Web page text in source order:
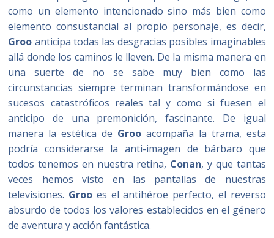
como un elemento intencionado sino más bien como
elemento consustancial al propio personaje, es decir,
Groo anticipa todas las desgracias posibles imaginables
allá donde los caminos le lleven. De la misma manera en
una suerte de no se sabe muy bien como las
circunstancias siempre terminan transformándose en
sucesos catastróficos reales tal y como si fuesen el
anticipo de una premonición, fascinante. De igual
manera la estética de Groo acompaña la trama, esta
podría considerarse la anti-imagen de bárbaro que
todos tenemos en nuestra retina, Conan, y que tantas
veces hemos visto en las pantallas de nuestras
televisiones. Groo es el antihéroe perfecto, el reverso
absurdo de todos los valores establecidos en el género
de aventura y acción fantástica.